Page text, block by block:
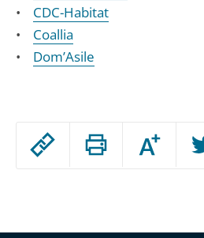
Passer
Augmenter
ou
• CDC-Habitat
• Coallia
• Dom’Asile